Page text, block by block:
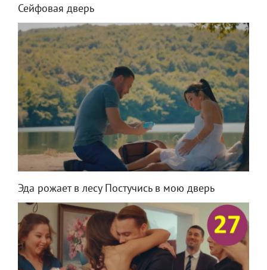
Сейфовая дверь
Эда рожает в лесу Постучись в мою дверь